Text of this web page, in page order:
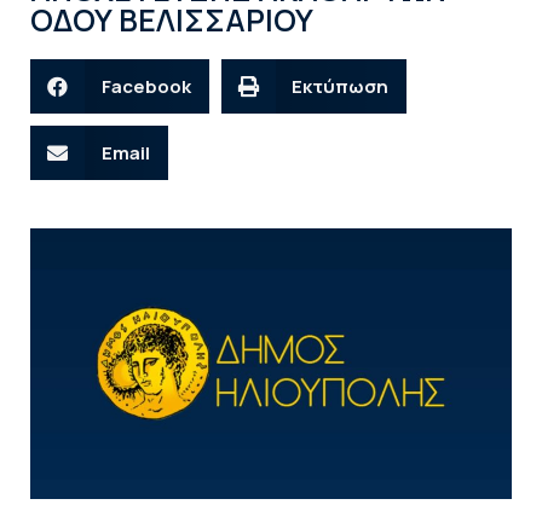
ΟΔΟΥ ΒΕΛΙΣΣΑΡΙΟΥ
Facebook Εκτύπωση
Email